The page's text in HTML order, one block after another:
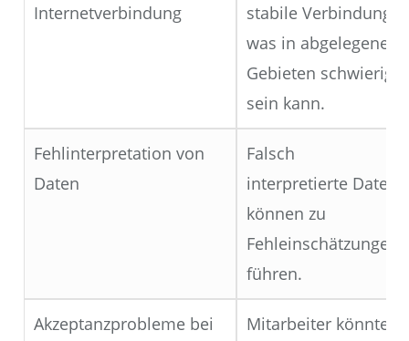
Internetverbindung
stabile Verbindung,
was in abgelegenen
Gebieten schwierig
sein kann.
Fehlinterpretation von
Daten
Falsch
interpretierte Daten
können zu
Fehleinschätzungen
führen.
Akzeptanzprobleme bei
Mitarbeiter könnten